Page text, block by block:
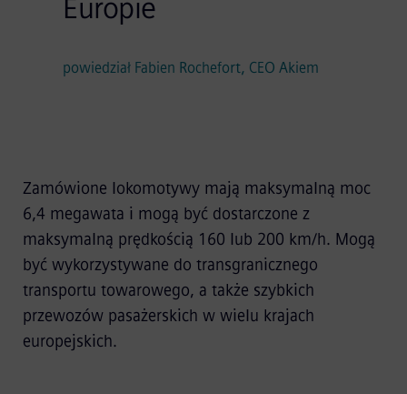
Europie
powiedział Fabien Rochefort, CEO Akiem
Zamówione lokomotywy mają maksymalną moc
6,4 megawata i mogą być dostarczone z
maksymalną prędkością 160 lub 200 km/h. Mogą
być wykorzystywane do transgranicznego
transportu towarowego, a także szybkich
przewozów pasażerskich w wielu krajach
europejskich.